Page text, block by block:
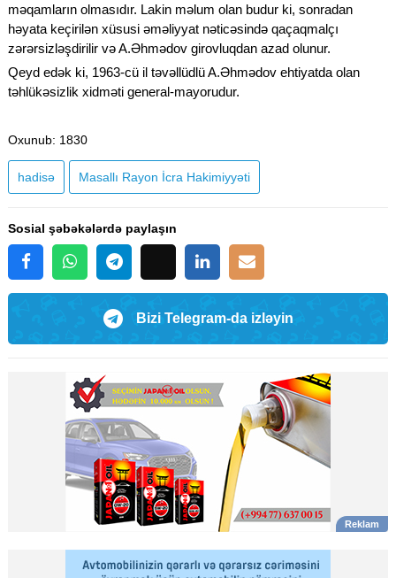
məqamların olmasıdır. Lakin məlum olan budur ki, sonradan
həyata keçirilən xüsusi əməliyyat nəticəsində qaçaqmalçı
zərərsizləşdirilir və A.Əhmədov girovluqdan azad olunur.
Qeyd edək ki, 1963-cü il təvəllüdlü A.Əhmədov ehtiyatda olan
təhlükəsizlik xidməti general-mayorudur.
Oxunub: 1830
hadisə Masallı Rayon İcra Hakimiyyəti
Sosial şəbəkələrdə paylaşın
Bizi Telegram-da izləyin